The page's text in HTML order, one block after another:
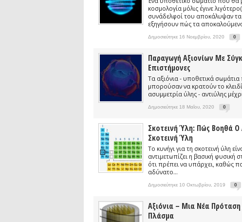
Συνέντευξη: Συζητώντας με τον ερευνητή
podcast: Τι είναι τα Βαρυτικά Κύματα
podcast: Αναζητώντας τα Βαρυτικά
Συνέντευξη: Ο ερευνητής Διονύσης
κοσμολογία μόλις έγινε
συνάδελφοί του αποκάλυψαν
εξηγήσουν πώς τα
Δημοσιεύτηκε 16 Νοεμβρίου, 2020 0
Παραγωγή Αξιονίων Με
Επιστήμονες
Τα αξιόνια - υποθετικά
μπορούσαν να κρατούν το
ασυμμετρία ύλης - αντιύλης
Δημοσιεύτηκε 18 Μαΐου, 2020 0
Σκοτεινή Ύλη: Πώς Βοηθά Ο
Σκοτεινή Ύλη
Το κυνήγι για τη σκοτεινή ύλη
αντιμετωπίζει η βασική φυσική
ότι πρέπει να υπάρχει, καθώς
αδύνατο...
Δημοσιεύτηκε 10 Οκτωβρίου, 2019 0
Αξιόνια – Μια Νέα
Πλάσμα